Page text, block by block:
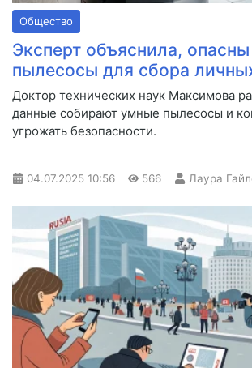
Общество
Эксперт объяснила,
пылесосы для сбора
Доктор технических наук Максимова
данные собирают умные пылесосы и
угрожать безопасности.
04.07.2025 10:56 566 Лаура